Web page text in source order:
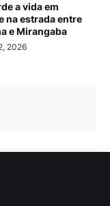
a vida em
na estrada entre
e Mirangaba
2026